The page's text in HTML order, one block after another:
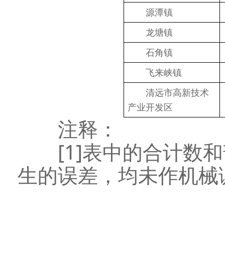
源潭镇
龙塘镇
石角镇
飞来峡镇
清远市高新技术
产业开发区
注释：
[1]表中的合计数和
生的误差，均未作机械